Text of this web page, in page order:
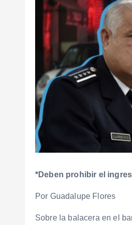
*Deben prohibir el
Por Guadalupe Flores
Sobre la balacera en el